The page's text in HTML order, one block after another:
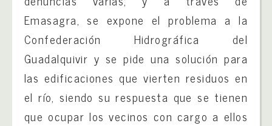
Emasagra, se expone el problema a la
Confederación Hidrográfica del
Guadalquivir y se pide una solución para
las edificaciones que vierten residuos en
el río, siendo su respuesta que se tienen
que ocupar los vecinos con cargo a ellos